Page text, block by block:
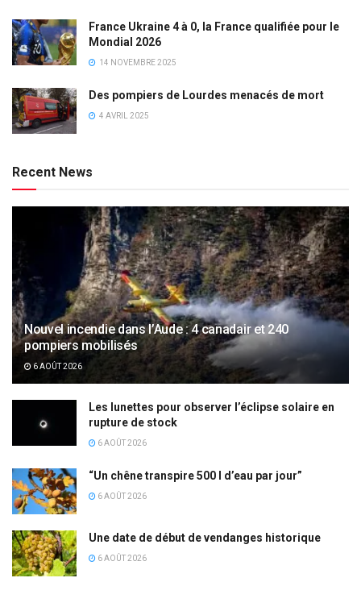
France Ukraine 4 à 0, la France qualifiée pour le
Mondial 2026
14 NOVEMBRE 2025
Des pompiers de Lourdes menacés de mort
4 AVRIL 2025
Recent News
Nouvel incendie dans l’Aude : 4 canadair et 240
pompiers mobilisés
6 AOÛT 2026
Les lunettes pour observer l’éclipse solaire en
rupture de stock
6 AOÛT 2026
“Un chêne transpire 500 l d’eau par jour”
6 AOÛT 2026
Une date de début de vendanges historique
6 AOÛT 2026